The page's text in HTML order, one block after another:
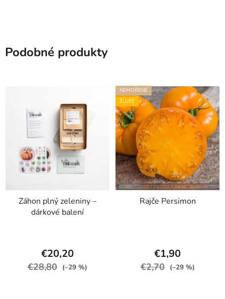
Podobné produkty
Záhon plný zeleniny –
dárkové balení
€20,20
€28,80 (–29 %)
NEMOŘENÉ
ŽLUTÉ
Rajče Persimon
€1,90
€2,70 (–29 %)